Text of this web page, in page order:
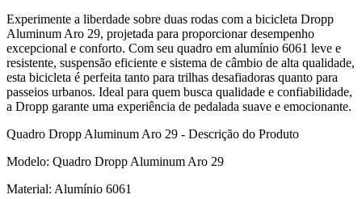
Experimente a liberdade sobre duas rodas com a bicicleta Dropp
Aluminum Aro 29, projetada para proporcionar desempenho
excepcional e conforto. Com seu quadro em alumínio 6061 leve e
resistente, suspensão eficiente e sistema de câmbio de alta qualidade,
esta bicicleta é perfeita tanto para trilhas desafiadoras quanto para
passeios urbanos. Ideal para quem busca qualidade e confiabilidade,
a Dropp garante uma experiência de pedalada suave e emocionante.
Quadro Dropp Aluminum Aro 29 - Descrição do Produto
Modelo: Quadro Dropp Aluminum Aro 29
Material: Alumínio 6061